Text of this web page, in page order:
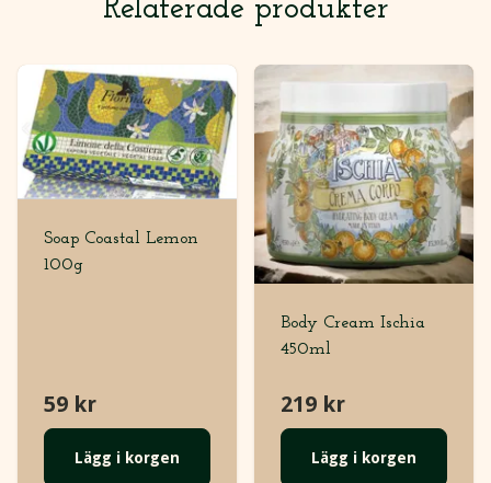
Relaterade produkter
Soap Coastal Lemon
100g
59 kr
Lägg i korgen
Body Cream Ischia
450ml
219 kr
Lägg i korgen